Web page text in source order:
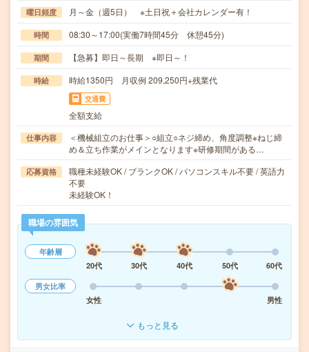
曜日頻度 月～金（週5日） ※土日祝＋会社カレンダー有！
時間 08:30～17:00(実働7時間45分 休憩45分)
期間 【急募】即日～長期 ※即日～！
時給 時給1350円 月収例 209,250円+残業代
交通費
全額支給
仕事内容
＜機械組立のお仕事＞○組立○ネジ締め、角度調整※ねじ締
め＆立ち作業がメインとなります※研修期間がある…
応募資格
職種未経験OK / ブランクOK / パソコンスキル不要 / 英語力
不要
未経験OK！
職場の雰囲気
年齢層
20代
30代 40代 50代
60代
男女比率
女性
男性
もっと見る